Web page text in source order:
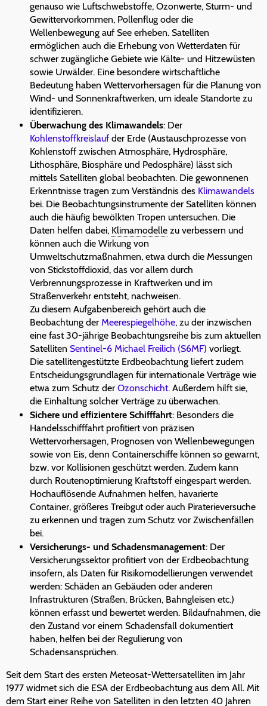
genauso wie Luftschwebstoffe, Ozonwerte, Sturm- und
Gewittervorkommen, Pollenflug oder die
Wellenbewegung auf See erheben. Satelliten
ermöglichen auch die Erhebung von Wetterdaten für
schwer zugängliche Gebiete wie Kälte- und Hitzewüsten
sowie Urwälder. Eine besondere wirtschaftliche
Bedeutung haben Wettervorhersagen für die Planung von
Wind- und Sonnenkraftwerken, um ideale Standorte zu
identifizieren.
Überwachung des Klimawandels: Der
Kohlenstoffkreislauf der Erde (Austauschprozesse von
Kohlenstoff zwischen Atmosphäre, Hydrosphäre,
Lithosphäre, Biosphäre und Pedosphäre) lässt sich
mittels Satelliten global beobachten. Die gewonnenen
Erkenntnisse tragen zum Verständnis des Klimawandels
bei. Die Beobachtungsinstrumente der Satelliten können
auch die häufig bewölkten Tropen untersuchen. Die
Daten helfen dabei, Klimamodelle zu verbessern und
können auch die Wirkung von
Umweltschutzmaßnahmen, etwa durch die Messungen
von Stickstoffdioxid, das vor allem durch
Verbrennungsprozesse in Kraftwerken und im
Straßenverkehr entsteht, nachweisen.
Zu diesem Aufgabenbereich gehört auch die
Beobachtung der Meerespiegelhöhe, zu der inzwischen
eine fast 30-jährige Beobachtungsreihe bis zum aktuellen
Satelliten Sentinel-6 Michael Freilich (S6MF) vorliegt.
Die satellitengestützte Erdbeobachtung liefert zudem
Entscheidungsgrundlagen für internationale Verträge wie
etwa zum Schutz der Ozonschicht. Außerdem hilft sie,
die Einhaltung solcher Verträge zu überwachen.
Sichere und effizientere Schifffahrt: Besonders die
Handelsschifffahrt profitiert von präzisen
Wettervorhersagen, Prognosen von Wellenbewegungen
sowie von Eis, denn Containerschiffe können so gewarnt,
bzw. vor Kollisionen geschützt werden. Zudem kann
durch Routenoptimierung Kraftstoff eingespart werden.
Hochauflösende Aufnahmen helfen, havarierte
Container, größeres Treibgut oder auch Piraterieversuche
zu erkennen und tragen zum Schutz vor Zwischenfällen
bei.
Versicherungs- und Schadensmanagement: Der
Versicherungssektor profitiert von der Erdbeobachtung
insofern, als Daten für Risikomodellierungen verwendet
werden: Schäden an Gebäuden oder anderen
Infrastrukturen (Straßen, Brücken, Bahngleisen etc.)
können erfasst und bewertet werden. Bildaufnahmen, die
den Zustand vor einem Schadensfall dokumentiert
haben, helfen bei der Regulierung von
Schadensansprüchen.
Seit dem Start des ersten Meteosat-Wettersatelliten im Jahr
1977 widmet sich die ESA der Erdbeobachtung aus dem All. Mit
dem Start einer Reihe von Satelliten in den letzten 40 Jahren